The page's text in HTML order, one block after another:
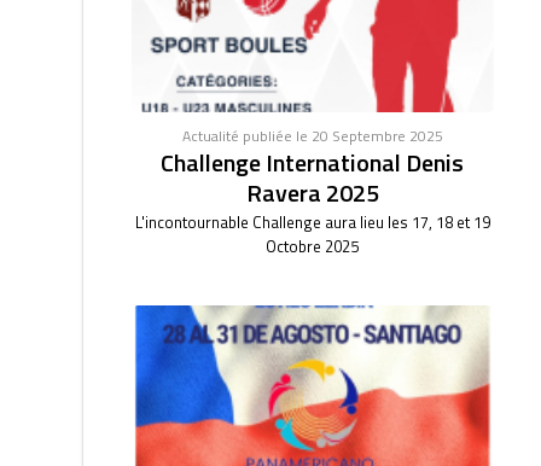
Actualité publiée le 20 Septembre 2025
Challenge International Denis
Ravera 2025
L'incontournable Challenge aura lieu les 17, 18 et 19
Octobre 2025